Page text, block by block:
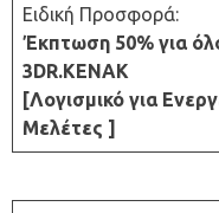
Ειδική Προσφορά:
Έκπτωση 50% για
3DR.ΚΕΝΑΚ
[Λογισμικό για
Μελέτες ]